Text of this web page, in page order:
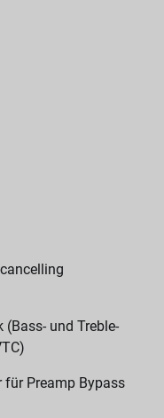
und Treble-
für Preamp Bypass